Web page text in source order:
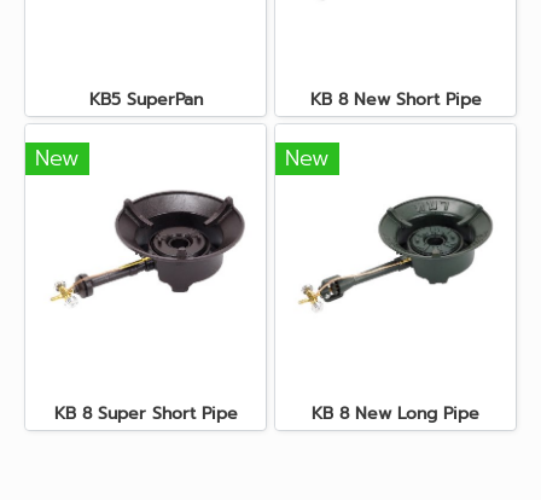
KB5 SuperPan KB 8 New Short Pipe
New
KB 8 Super Short Pipe
New
KB 8 New Long Pipe